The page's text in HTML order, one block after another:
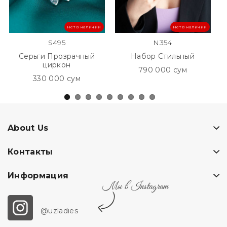
Нет в наличии
S495
Серьги Прозрачный
циркон
330 000 сум
Нет в наличии
N354
Набор Стильный
790 000 сум
About Us
Контакты
Информация
@uzladies
Мы в Instagram